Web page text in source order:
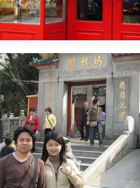
【香港/天后站】大坑品味多元美
食。Lab Made分子雪糕＋Unar
Coffee